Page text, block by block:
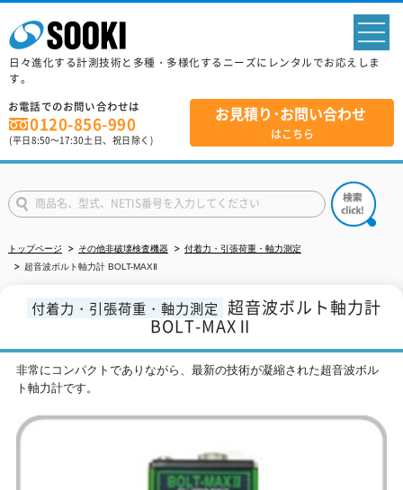
日々進化する計測技術と多種・多様化するニーズにレンタルでお応えしま
す。
お電話でのお問い合わせは
0120-856-990
(平日8:50～17:30土日、祝日除く)
お見積り･お問い合わせ
はこちら
トップページ その他非破壊検査機器
付着力・引張荷重・軸力測定
超音波ボルト軸力計 BOLT-MAXⅡ
付着力・引張荷重・軸力測定 超音波ボルト軸力計
BOLT-MAXⅡ
非常にコンパクトでありながら、最新の技術が凝縮された超音波ボル
ト軸力計です。